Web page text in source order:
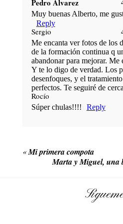
POST COMMENT
Pedro Alvarez
Muy buenas Alberto, me
Reply
Sergio
Me encanta ver fotos de los
de la formación continua q
abandonar para mejorar. Me
Y te lo digo de verdad. Los
desenfoques, y el
perfectos. Te seguiré de
Rocío
Súper chulas!!!!
Reply
«Mi primera compota
Marta y Miguel, una